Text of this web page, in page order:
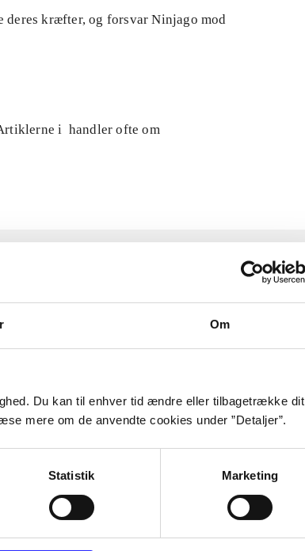
Om
Du kan til enhver tid ændre eller tilbagetrække dit
mere om de anvendte cookies under ”Detaljer”.
Statistik Marketing
kræfter, og forsvar Ninjago mod
i handler ofte om